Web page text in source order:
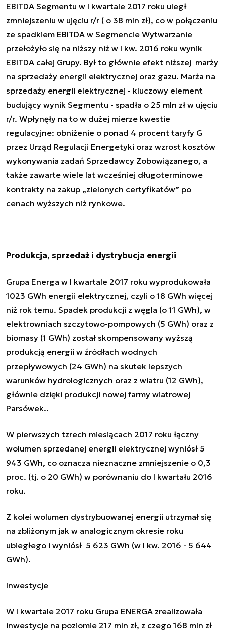
EBITDA Segmentu w I kwartale 2017 roku uległ
zmniejszeniu w ujęciu r/r ( o 38 mln zł), co w połączeniu
ze spadkiem EBITDA w Segmencie Wytwarzanie
przełożyło się na niższy niż w I kw. 2016 roku wynik
EBITDA całej Grupy. Był to głównie efekt niższej marży
na sprzedaży energii elektrycznej oraz gazu. Marża na
sprzedaży energii elektrycznej - kluczowy element
budujący wynik Segmentu - spadła o 25 mln zł w ujęciu
r/r. Wpłynęły na to w dużej mierze kwestie
regulacyjne: obniżenie o ponad 4 procent taryfy G
przez Urząd Regulacji Energetyki oraz wzrost kosztów
wykonywania zadań Sprzedawcy Zobowiązanego, a
także zawarte wiele lat wcześniej długoterminowe
kontrakty na zakup „zielonych certyfikatów” po
cenach wyższych niż rynkowe.
Produkcja, sprzedaż i dystrybucja energii
Grupa Energa w I kwartale 2017 roku wyprodukowała
1023 GWh energii elektrycznej, czyli o 18 GWh więcej
niż rok temu. Spadek produkcji z węgla (o 11 GWh), w
elektrowniach szczytowo-pompowych (5 GWh) oraz z
biomasy (1 GWh) został skompensowany wyższą
produkcją energii w źródłach wodnych
przepływowych (24 GWh) na skutek lepszych
warunków hydrologicznych oraz z wiatru (12 GWh),
głównie dzięki produkcji nowej farmy wiatrowej
Parsówek..
W pierwszych tzrech miesiącach 2017 roku łączny
wolumen sprzedanej energii elektrycznej wyniósł 5
943 GWh, co oznacza nieznaczne zmniejszenie o 0,3
proc. (tj. o 20 GWh) w porównaniu do I kwartału 2016
roku.
Z kolei wolumen dystrybuowanej energii utrzymał się
na zbliżonym jak w analogicznym okresie roku
ubiegłego i wyniósł 5 623 GWh (w I kw. 2016 - 5 644
GWh).
Inwestycje
W I kwartale 2017 roku Grupa ENERGA zrealizowała
inwestycje na poziomie 217 mln zł, z czego 168 mln zł